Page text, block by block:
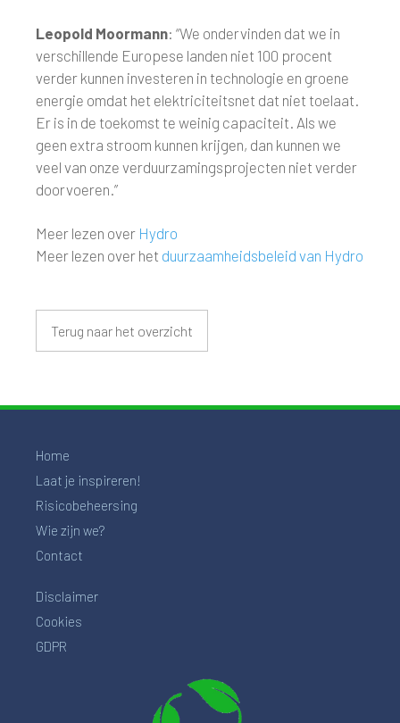
Leopold Moormann: “We ondervinden dat we in
verschillende Europese landen niet 100 procent
verder kunnen investeren in technologie en groene
energie omdat het elektriciteitsnet dat niet toelaat.
Er is in de toekomst te weinig capaciteit. Als we
geen extra stroom kunnen krijgen, dan kunnen we
veel van onze verduurzamingsprojecten niet verder
doorvoeren.”
Meer lezen over Hydro
Meer lezen over het duurzaamheidsbeleid van Hydro
Terug naar het overzicht
Home
Laat je inspireren!
Risicobeheersing
Wie zijn we?
Contact
Disclaimer
Cookies
GDPR